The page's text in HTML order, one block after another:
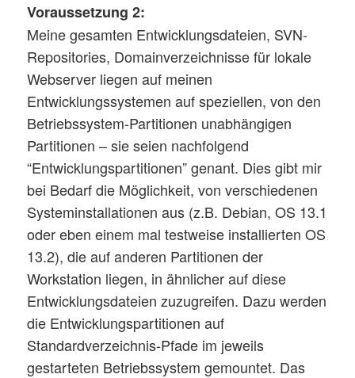
Voraussetzung 2:
Meine gesamten Entwicklungsdateien, SVN-
Repositories, Domainverzeichnisse für lokale
Webserver liegen auf meinen
Entwicklungssystemen auf speziellen, von den
Betriebssystem-Partitionen unabhängigen
Partitionen – sie seien nachfolgend
“Entwicklungspartitionen” genant. Dies gibt mir
bei Bedarf die Möglichkeit, von verschiedenen
Systeminstallationen aus (z.B. Debian, OS 13.1
oder eben einem mal testweise installierten OS
13.2), die auf anderen Partitionen der
Workstation liegen, in ähnlicher auf diese
Entwicklungsdateien zuzugreifen. Dazu werden
die Entwicklungspartitionen auf
Standardverzeichnis-Pfade im jeweils
gestarteten Betriebssystem gemountet. Das